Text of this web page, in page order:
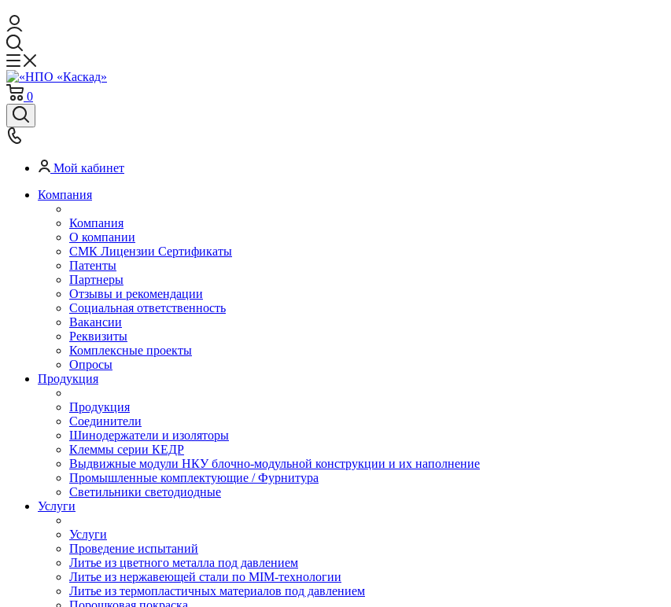
0
Мой кабинет
Компания
Компания
О компании
СМК Лицензии Сертификаты
Патенты
Партнеры
Отзывы и рекомендации
Социальная ответственность
Вакансии
Реквизиты
Комплексные проекты
Опросы
Продукция
Продукция
Соединители
Шинодержатели и изоляторы
Клеммы серии КЕДР
Выдвижные модули НКУ блочно-модульной конструкции и их наполнение
Промышленные комплектующие / Фурнитура
Светильники светодиодные
Услуги
Услуги
Проведение испытаний
Литье из цветного металла под давлением
Литье из нержавеющей стали по MIM-технологии
Литье из термопластичных материалов под давлением